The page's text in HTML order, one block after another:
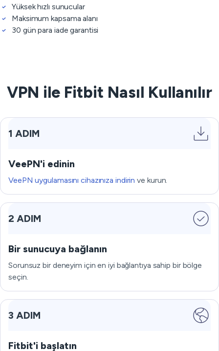
Yüksek hızlı sunucular
Maksimum kapsama alanı
30 gün para iade garantisi
VPN ile Fitbit Nasıl Kullanılır
1 ADIM
VeePN'i edinin
VeePN uygulamasını cihazınıza indirin ve kurun.
2 ADIM
Bir sunucuya bağlanın
Sorunsuz bir deneyim için en iyi bağlantıya sahip bir bölge
seçin.
3 ADIM
Fitbit'i başlatın